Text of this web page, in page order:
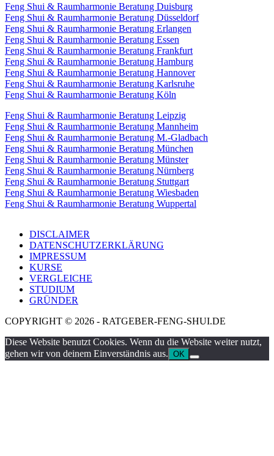
Feng Shui & Raumharmonie Beratung Duisburg
Feng Shui & Raumharmonie Beratung Düsseldorf
Feng Shui & Raumharmonie Beratung Erlangen
Feng Shui & Raumharmonie Beratung Essen
Feng Shui & Raumharmonie Beratung Frankfurt
Feng Shui & Raumharmonie Beratung Hamburg
Feng Shui & Raumharmonie Beratung Hannover
Feng Shui & Raumharmonie Beratung Karlsruhe
Feng Shui & Raumharmonie Beratung Köln
Feng Shui & Raumharmonie Beratung Leipzig
Feng Shui & Raumharmonie Beratung Mannheim
Feng Shui & Raumharmonie Beratung M.-Gladbach
Feng Shui & Raumharmonie Beratung München
Feng Shui & Raumharmonie Beratung Münster
Feng Shui & Raumharmonie Beratung Nürnberg
Feng Shui & Raumharmonie Beratung Stuttgart
Feng Shui & Raumharmonie Beratung Wiesbaden
Feng Shui & Raumharmonie Beratung Wuppertal
DISCLAIMER
DATENSCHUTZERKLÄRUNG
IMPRESSUM
KURSE
VERGLEICHE
STUDIUM
GRÜNDER
COPYRIGHT © 2026 - RATGEBER-FENG-SHUI.DE
Diese Website benutzt Cookies. Wenn du die Website weiter nutzt,
gehen wir von deinem Einverständnis aus. OK